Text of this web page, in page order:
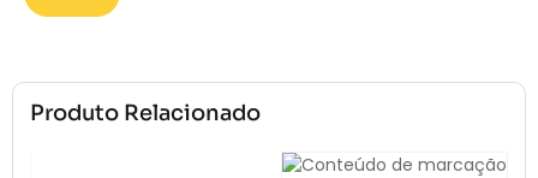
Produto Relacionado